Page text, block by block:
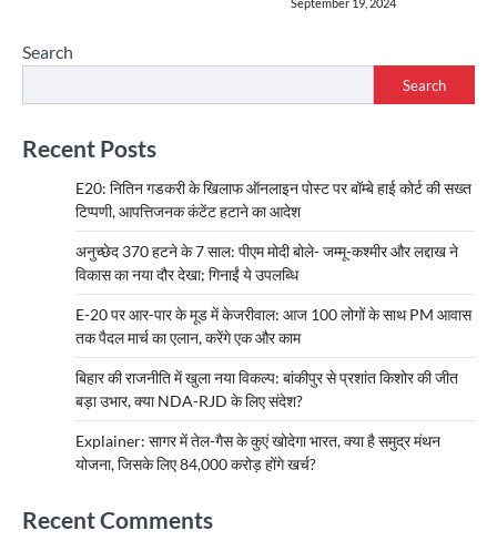
September 19, 2024
Search
Search
Recent Posts
E20: नितिन गडकरी के खिलाफ ऑनलाइन पोस्ट पर बॉम्बे हाई कोर्ट की सख्त
टिप्पणी, आपत्तिजनक कंटेंट हटाने का आदेश
अनुच्छेद 370 हटने के 7 साल: पीएम मोदी बोले- जम्मू-कश्मीर और लद्दाख ने
विकास का नया दौर देखा; गिनाईं ये उपलब्धि
E-20 पर आर-पार के मूड में केजरीवाल: आज 100 लोगों के साथ PM आवास
तक पैदल मार्च का एलान, करेंगे एक और काम
बिहार की राजनीति में खुला नया विकल्प: बांकीपुर से प्रशांत किशोर की जीत
बड़ा उभार, क्या NDA-RJD के लिए संदेश?
Explainer: सागर में तेल-गैस के कुएं खोदेगा भारत, क्या है समुद्र मंथन
योजना, जिसके लिए 84,000 करोड़ होंगे खर्च?
Recent Comments